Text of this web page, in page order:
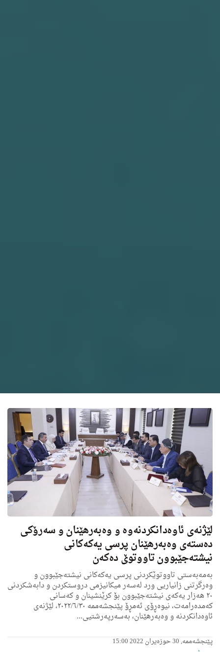
لێژنه‌ی ئاوه‌دانكردنه‌وه‌ و وه‌به‌رهێنان و سه‌رۆكی
ده‌سته‌ی وه‌به‌رهێنان پرسی یه‌كه‌كانی
نیشته‌جێبوون تاووتوێ ده‌كه‌ن
به‌مه‌به‌ستی تاووتوێكردنی پرسی یه‌كه‌كانی نیشته‌جێبوون و
وه‌رگرتنی زانیاریی ورد له‌سه‌ر میكانیزمی دروستكردن و دابه‌شكردنی
٢٠ هه‌زار یه‌كه‌ی نیشته‌جێبوون بۆ كرێنشینان و كه‌سانی
كه‌مده‌رامه‌ت، نیوه‌ڕۆی ئه‌مڕۆ پێنجشه‌ممه‌ ٢٠٢٢/٦/٣٠، لێژنه‌ی
ئاوه‌دانكردنه‌ و وه‌به‌رهێنان، به‌سه‌رپه‌رشتیی...
پێنجشەممە, 30 حوزەیران 2022 15:00